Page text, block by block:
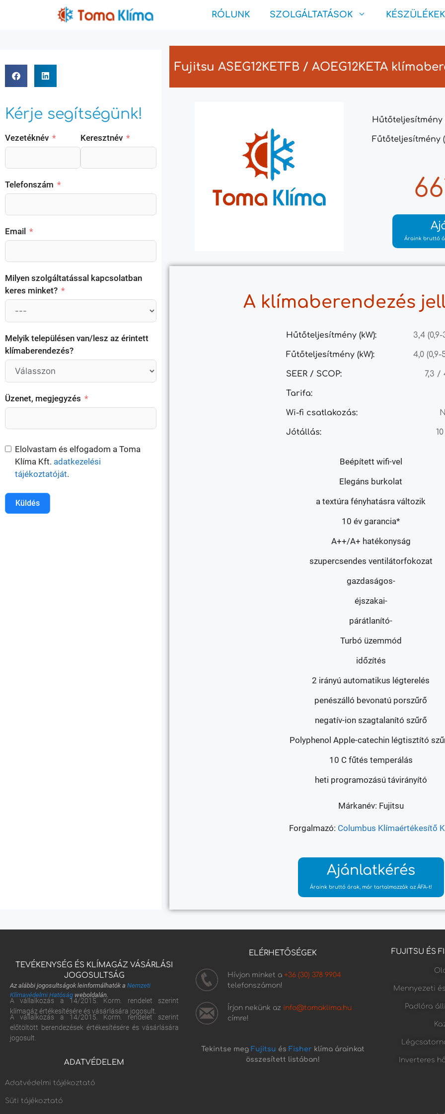
RÓLUNK SZOLGÁLTATÁSOK KÉSZÜLÉKEK
Kérje segítségünk!
Vezetéknév Keresztnév
Telefonszám
Email
Milyen szolgáltatással kapcsolatban
keres minket?
Melyik településen van/lesz az érintett
klímaberendezés?
Üzenet, megjegyzés
Elolvastam és elfogadom a Toma
Klíma Kft. adatkezelési
tájékoztatóját.
Küldés
Fujitsu ASEG12KETFB / AOEG12KETA
Hűtőteljesítmény
Fűtőteljesítmény
Áraink bruttó
A klímaberendezés
Hűtőteljesítmény (kW): 3,4 (0,9-
Fűtőteljesítmény (kW): 4,0 (0,9-
SEER / SCOP: 7,3 /
Tarifa:
Wi-fi csatlakozás:
Jótállás:
Beépített wifi-vel
Elegáns burkolat
a textúra fényhatásra változik
10 év garancia*
A++/A+ hatékonyság
szupercsendes ventilátorfokozat
gazdaságos-
éjszakai-
párátlanító-
Turbó üzemmód
időzítés
2 irányú automatikus légterelés
penészálló bevonatú porszűrő
negatív-ion szagtalanító szűrő
Polyphenol Apple-catechin légtisztító
10 C fűtés temperálás
heti programozású távirányító
Márkanév: Fujitsu
Forgalmazó: Columbus Klímaértékesítő
Ajánlatkérés
Áraink bruttó árak, már tartalmazzák az ÁFA-t!
TEVÉKENYSÉG ÉS KLÍMAGÁZ VÁSÁRLÁSI
JOGOSULTSÁG
Az alábbi jogosultságok leinformálhatók a Nemzeti
Klímavédelmi Hatóság weboldalán.
A vállalkozás a 14/2015. Korm. rendelet szerint
klímagáz értékesítésére és vásárlására jogosult.
A vállalkozás a 14/2015. Korm. rendelet szerint
előtöltött berendezések értékesítésére és vásárlására
jogosult.
ADATVÉDELEM
Adatvédelmi tájékoztató
Süti tájékoztató
ELÉRHETŐSÉGEK
Hívjon minket a +36 (30) 378 9904
telefonszámon!
Írjon nekünk az info@tomaklima.hu
címre!
Tekintse megFujitsu ésFisher klíma árainkat
összesített listában!
FUJITSU ÉS
Mennyezeti
Padlóra
Inverteres